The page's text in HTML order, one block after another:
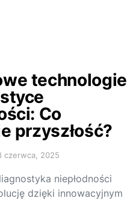
technologie
Co
przyszłość?
czerwca, 2025
niepłodności
dzięki innowacyjnym